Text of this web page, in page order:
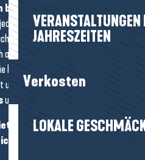
JAHRESZEITEN
Verkosten
LOKALE
Jahr Tausende von Kilometern
er nur einige Tage in den Sümpfen
und zu fressen, bevor
dieser Feuchtgebiete ist
das ökologische
unerlässlich.
das als Best Agglo for
wurde!